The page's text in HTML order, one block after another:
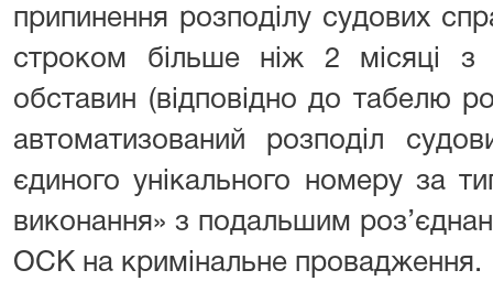
припинення розподілу судових
строком більше ніж 2 місяці з
обставин (відповідно до табелю
автоматизований розподіл
єдиного унікального номеру за
виконання» з подальшим
ОСК на кримінальне провадження.